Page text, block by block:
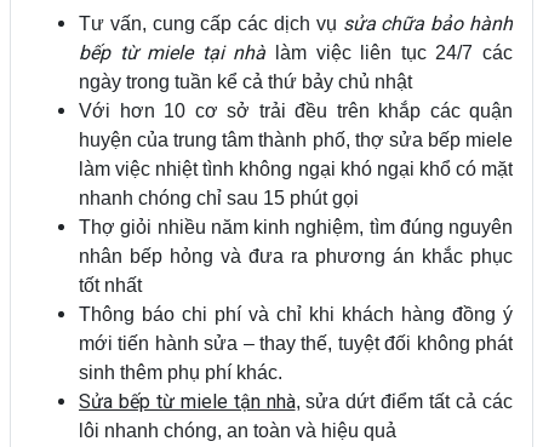
Tư vấn, cung cấp các dịch vụ sửa chữa bảo hành
bếp từ miele tại nhà làm việc liên tục 24/7 các
ngày trong tuần kể cả thứ bảy chủ nhật
Với hơn 10 cơ sở trải đều trên khắp các quận
huyện của trung tâm thành phố, thợ sửa bếp miele
làm việc nhiệt tình không ngại khó ngại khổ có mặt
nhanh chóng chỉ sau 15 phút gọi
Thợ giỏi nhiều năm kinh nghiệm, tìm đúng nguyên
nhân bếp hỏng và đưa ra phương án khắc phục
tốt nhất
Thông báo chi phí và chỉ khi khách hàng đồng ý
mới tiến hành sửa – thay thế, tuyệt đối không phát
sinh thêm phụ phí khác.
Sửa bếp từ miele tận nhà, sửa dứt điểm tất cả các
lôi nhanh chóng, an toàn và hiệu quả